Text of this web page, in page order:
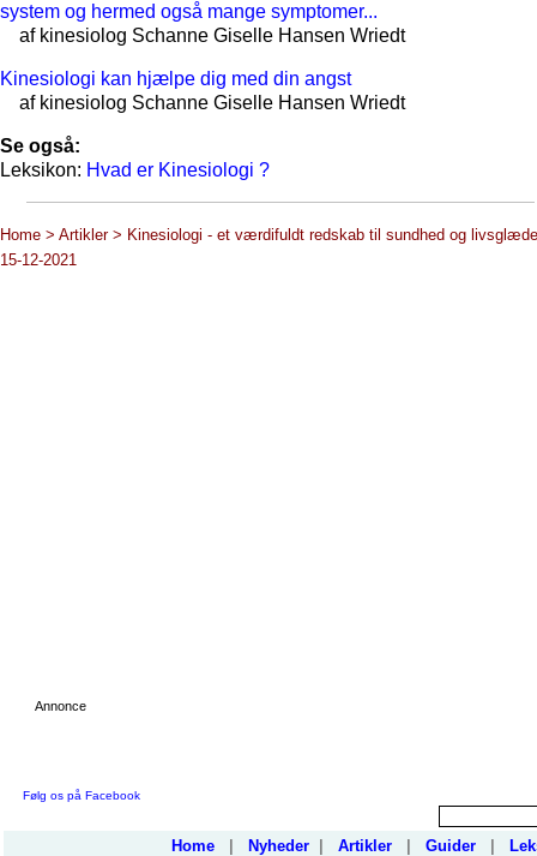
system og hermed også mange symptomer...
af kinesiolog Schanne Giselle Hansen Wriedt
Kinesiologi kan hjælpe dig med din angst
af kinesiolog Schanne Giselle Hansen Wriedt
Se også:
Leksikon: Hvad er Kinesiologi ?
Home > Artikler > Kinesiologi - et værdifuldt redskab til sundhed og livsglæde
15-12-2021
Annonce
Følg os på Facebook
Home Nyheder Artikler Guider